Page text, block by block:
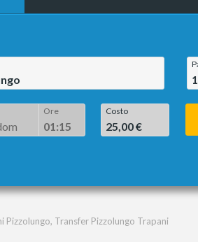
1
Ore
01:15
Costo
25,00 €
Pizzolungo, Transfer Pizzolungo Trapani